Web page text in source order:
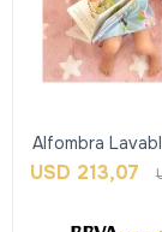
Alfombra
Rosa -
USD 213,07